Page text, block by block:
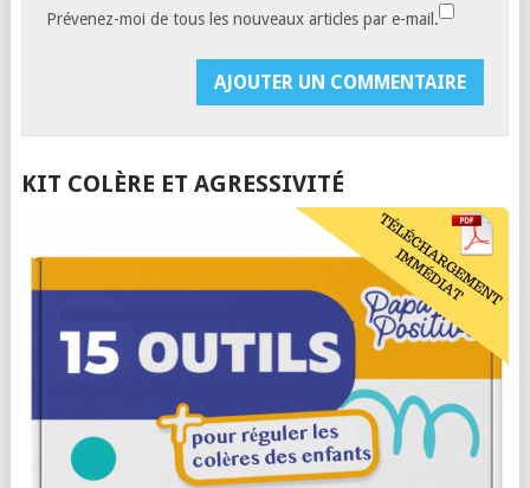
Prévenez-moi de tous les nouveaux articles par e-mail.
KIT COLÈRE ET AGRESSIVITÉ